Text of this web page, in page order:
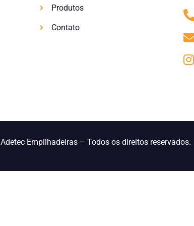
Produtos
Contato
Empilhadeiras – Todos os direitos reservados.